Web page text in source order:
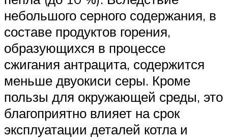
небольшого серного содержания, в
составе продуктов горения,
образующихся в процессе
сжигания антрацита, содержится
меньше двуокиси серы. Кроме
пользы для окружающей среды, это
благоприятно влияет на срок
эксплуатации деталей котла и